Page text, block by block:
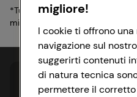
*Tutte le porcellane sono
microonde.
migliore!
I cookie ti offrono
navigazione sul
suggerirti contenuti
di natura tecnica
permettere il